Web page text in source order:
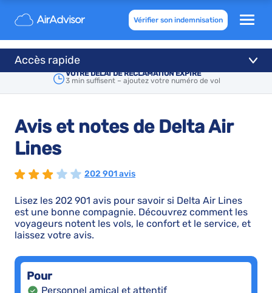
Vérifier son indemnisation
VOTRE DÉLAI DE RÉCLAMATION EXPIRE
3 min suffisent – ajoutez votre numéro de vol
Accès rapide
Avis et notes de Delta Air
Lines
202 901 avis
Lisez les 202 901 avis pour savoir si Delta Air Lines
est une bonne compagnie. Découvrez comment les
voyageurs notent les vols, le confort et le service, et
laissez votre avis.
Pour
Personnel amical et attentif